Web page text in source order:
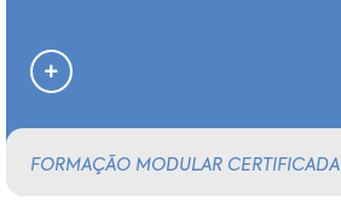
FORMAÇÃO MODULAR CERTIFICADA